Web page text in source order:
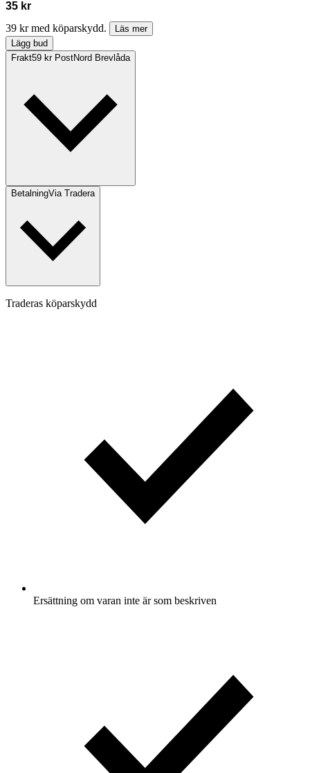
35 kr
39 kr med köparskydd.
Läs mer
Lägg bud
Frakt59 kr PostNord Brevlåda
BetalningVia Tradera
Traderas köparskydd
Ersättning om varan inte är som beskriven